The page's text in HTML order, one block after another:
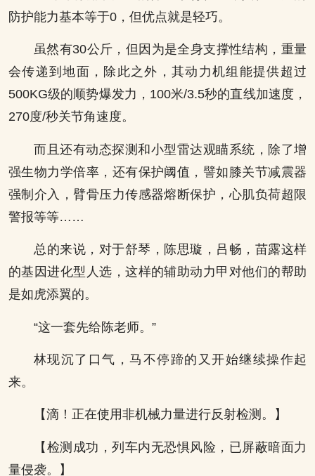
防护能力基本等于0，但优点就是轻巧。
虽然有30公斤，但因为是全身支撑性结构，重量
会传递到地面，除此之外，其动力机组能提供超过
500KG级的顺势爆发力，100米/3.5秒的直线加速度，
270度/秒关节角速度。
而且还有动态探测和小型雷达观瞄系统，除了增
强生物力学倍率，还有保护阈值，譬如膝关节减震器
强制介入，臂骨压力传感器熔断保护，心肌负荷超限
警报等等……
总的来说，对于舒琴，陈思璇，吕畅，苗露这样
的基因进化型人选，这样的辅助动力甲对他们的帮助
是如虎添翼的。
“这一套先给陈老师。”
林现沉了口气，马不停蹄的又开始继续操作起
来。
【滴！正在使用非机械力量进行反射检测。】
【检测成功，列车内无恐惧风险，已屏蔽暗面力
量侵袭。】